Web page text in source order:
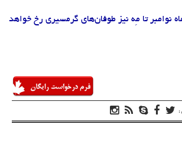
نوامبر تا مِه نیز طوفان‌های گرمسیری رخ خواهد
: